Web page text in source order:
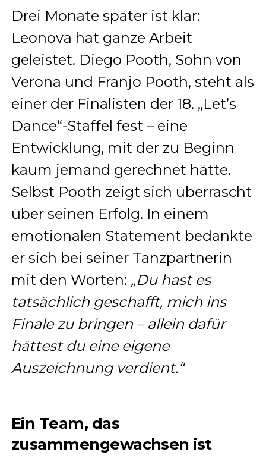
Drei Monate später ist klar:
Leonova hat ganze Arbeit
geleistet. Diego Pooth, Sohn von
Verona und Franjo Pooth, steht als
einer der Finalisten der 18. „Let’s
Dance“-Staffel fest – eine
Entwicklung, mit der zu Beginn
kaum jemand gerechnet hätte.
Selbst Pooth zeigt sich überrascht
über seinen Erfolg. In einem
emotionalen Statement bedankte
er sich bei seiner Tanzpartnerin
mit den Worten: „Du hast es
tatsächlich geschafft, mich ins
Finale zu bringen – allein dafür
hättest du eine eigene
Auszeichnung verdient.“
Ein Team, das
zusammengewachsen ist